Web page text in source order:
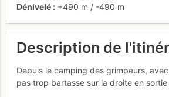
Dénivelé
+490 m / -490 m
Description de
Depuis le camping des grimpeurs,
pas trop bartasse sur la droite en